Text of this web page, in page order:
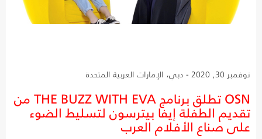
نوفمبر 30, 2020 - دبي، الإمارات العربية المتحدة
OSN تطلق برنامج THE BUZZ WITH EVA من
تقديم الطفلة إيفا بيترسون لتسليط الضوء
على صناع الأفلام العرب